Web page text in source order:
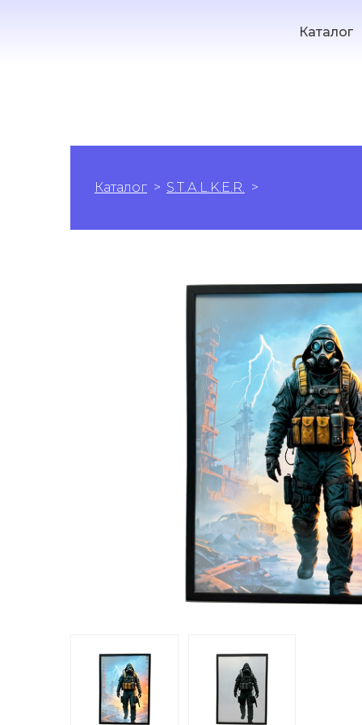
Каталог
Каталог S.T.A.L.K.E.R.